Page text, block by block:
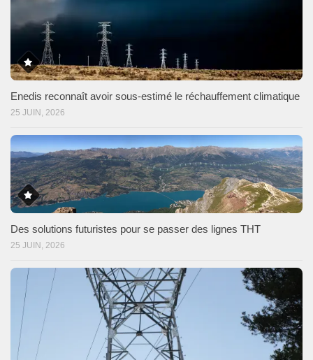
Enedis reconnaît avoir sous-estimé le réchauffement climatique
25 JUIN, 2026
Des solutions futuristes pour se passer des lignes THT
25 JUIN, 2026